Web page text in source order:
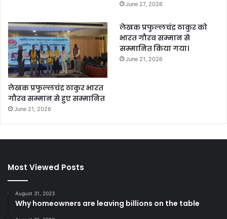
June 27, 2026
लेखक प्रफुल्लचंद्र ठाकुर भारत
गौरव सम्मान से हुए सम्मानित
June 21, 2026
लेखक प्रफुल्लचंद्र ठाकुर को
भारत गौरव सम्मान से
सम्मानित किया गया।
June 21, 2026
Most Viewed Posts
August 31, 2023
Why homeowners are leaving billions on the table